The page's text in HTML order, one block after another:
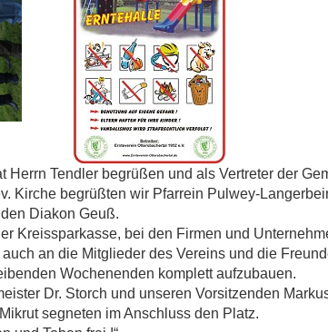
Tendler begrüßen und als Vertreter der
Kirche begrüßten wir Pfarrein Pulwey-
Diakon Geuß.
Kreissparkasse, bei den Firmen und
an die Mitglieder des Vereins und die
Wochenenden komplett aufzubauen.
Dr. Storch und unseren Vorsitzenden
segneten im Anschluss den Platz.